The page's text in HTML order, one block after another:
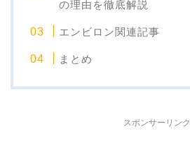
の理由を徹底解説
エンビロン関連記事
まとめ
スポンサーリンク